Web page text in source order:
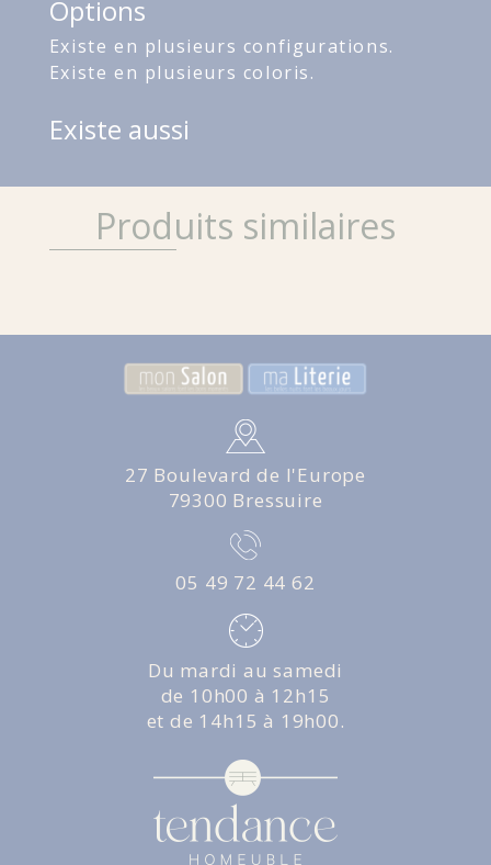
Options
Existe en plusieurs configurations.
Existe en plusieurs coloris.
Existe aussi
Produits similaires
27 Boulevard de l'Europe
79300 Bressuire
05 49 72 44 62
Du mardi au samedi
de 10h00 à 12h15
et de 14h15 à 19h00.